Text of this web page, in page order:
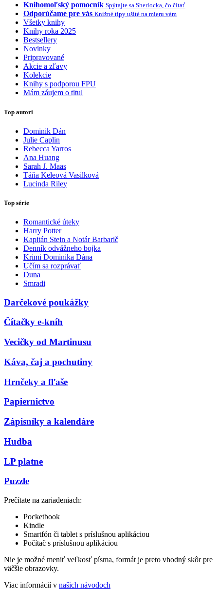
Knihomoľský pomocník Spýtajte sa Sherlocka, čo čítať
Odporúčame pre vás Knižné tipy ušité na mieru vám
Všetky knihy
Knihy roka 2025
Bestsellery
Novinky
Pripravované
Akcie a zľavy
Kolekcie
Knihy s podporou FPU
Mám záujem o titul
Top autori
Dominik Dán
Julie Caplin
Rebecca Yarros
Ana Huang
Sarah J. Maas
Táňa Keleová Vasilková
Lucinda Riley
Top série
Romantické úteky
Harry Potter
Kapitán Stein a Notár Barbarič
Denník odvážneho bojka
Krimi Dominika Dána
Učím sa rozprávať
Duna
Smradi
Darčekové poukážky
Čítačky e-kníh
Vecičky od Martinusu
Káva, čaj a pochutiny
Hrnčeky a fľaše
Papiernictvo
Zápisníky a kalendáre
Hudba
LP platne
Puzzle
Prečítate na zariadeniach:
Pocketbook
Kindle
Smartfón či tablet s príslušnou aplikáciou
Počítač s príslušnou aplikáciou
Nie je možné meniť veľkosť písma, formát je preto vhodný skôr pre
väčšie obrazovky.
Viac informácií v našich návodoch